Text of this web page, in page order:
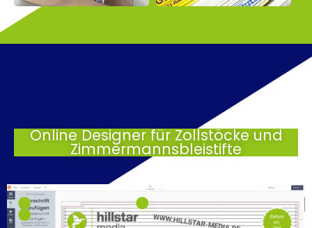
Online Designer für Zollstöcke und
Zimmermannsbleistifte